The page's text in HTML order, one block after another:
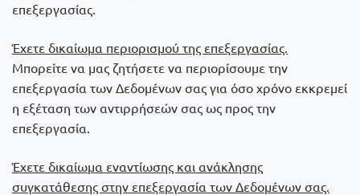
επεξεργασίας.
Έχετε δικαίωμα περιορισμού της επεξεργασίας.
Μπορείτε να μας ζητήσετε να περιορίσουμε την
επεξεργασία των Δεδομένων σας για όσο χρόνο εκκρεμεί
η εξέταση των αντιρρήσεών σας ως προς την
επεξεργασία.
Έχετε δικαίωμα εναντίωσης και ανάκλησης
συγκατάθεσης στην επεξεργασία των Δεδομένων σας.